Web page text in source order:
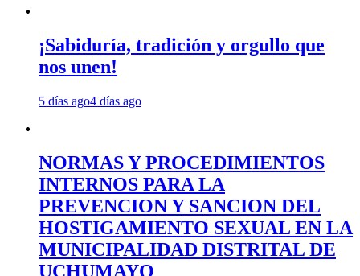
¡Sabiduría, tradición y orgullo que
nos unen!
5 días ago4 días ago
NORMAS Y PROCEDIMIENTOS
INTERNOS PARA LA
PREVENCION Y SANCION DEL
HOSTIGAMIENTO SEXUAL EN LA
MUNICIPALIDAD DISTRITAL DE
UCHUMAYO